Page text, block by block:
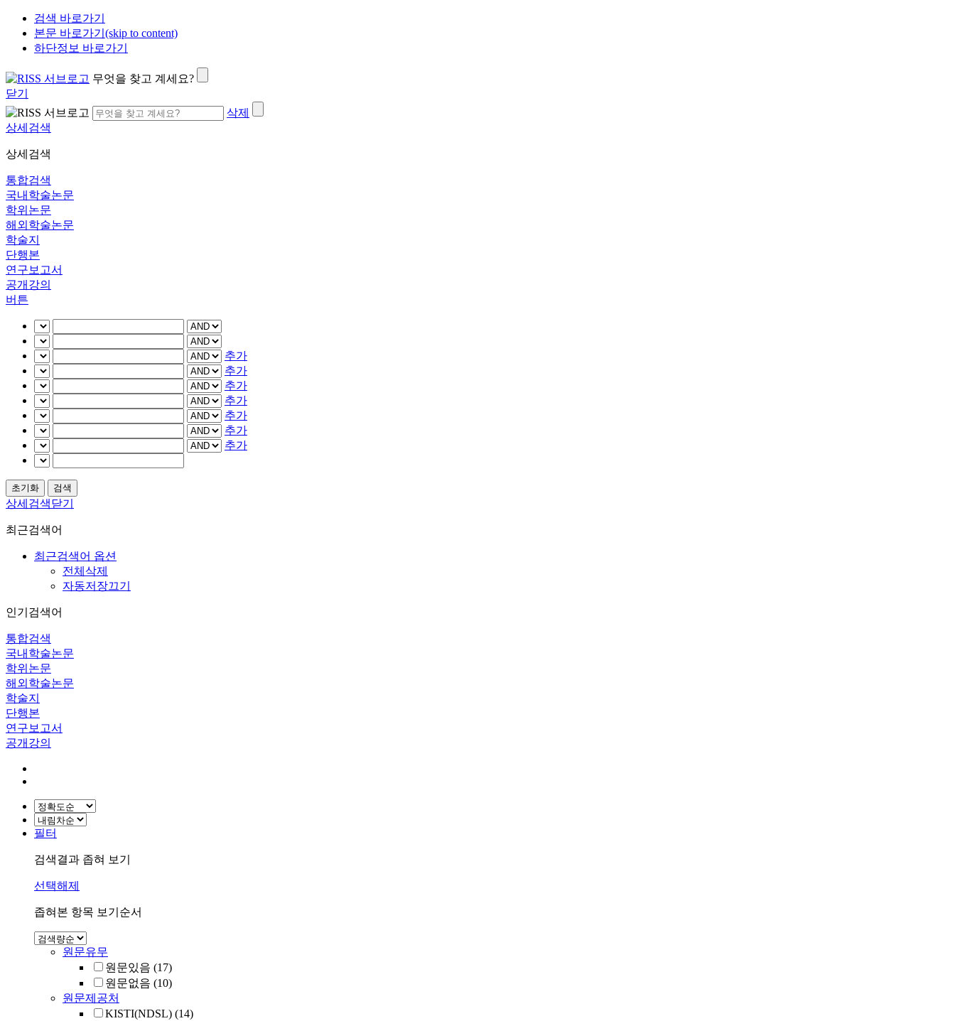
검색 바로가기
본문 바로가기(skip to content)
하단정보 바로가기
무엇을 찾고 계세요?
닫기
삭제
상세검색
상세검색
통합검색
국내학술논문
학위논문
해외학술논문
학술지
단행본
연구보고서
공개강의
버튼
추가
추가
추가
추가
추가
추가
추가
상세검색닫기
최근검색어
최근검색어 옵션
전체삭제
자동저장끄기
인기검색어
통합검색
국내학술논문
학위논문
해외학술논문
학술지
단행본
연구보고서
공개강의
필터
검색결과 좁혀 보기
선택해제
좁혀본 항목 보기순서
원문유무
원문있음 (17)
원문없음 (10)
원문제공처
KISTI(NDSL) (14)